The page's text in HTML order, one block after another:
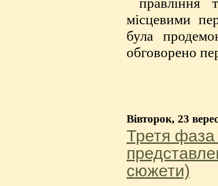
місцевими
була
обговорено
Вівторок, 23
Третя
сюжети)